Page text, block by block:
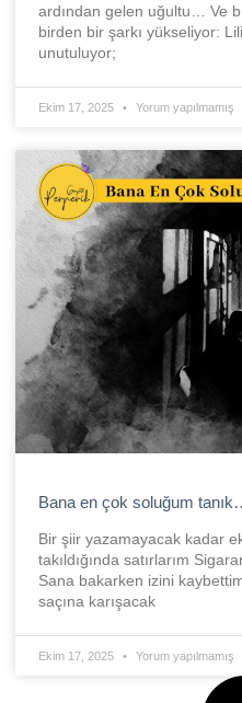
ardından gelen uğultu… Ve
birden bir şarkı yükseliyor:
unutuluyor;
Ekim 17, 2025 Yorum yapılmamış
Bana en çok soluğum
Bir şiir yazamayacak kadar
takıldığında satırlarım
Sana bakarken izini
saçına karışacak
Ekim 17, 2025 Yorum yapılmamış